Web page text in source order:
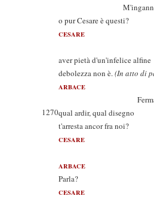
o pur Cesare è questi?
CESARE
Ah
aver pietà d'un'infelice alfine
debolezza non è.(In atto di
ARBACE
Fermati e
1270qual ardir, qual disegno
t'arresta ancor fra noi?
CESARE
(Questi
ARBACE
Parla?
CESARE